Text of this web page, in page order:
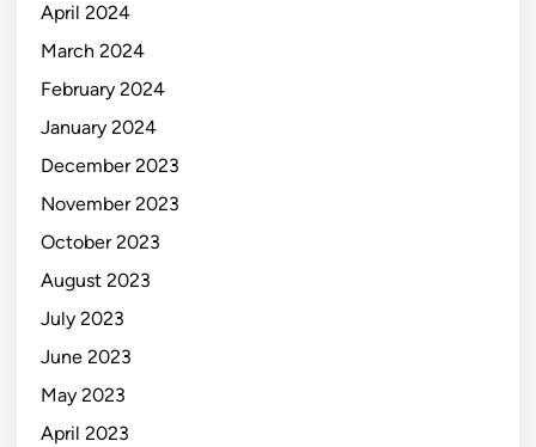
April 2024
March 2024
February 2024
January 2024
December 2023
November 2023
October 2023
August 2023
July 2023
June 2023
May 2023
April 2023